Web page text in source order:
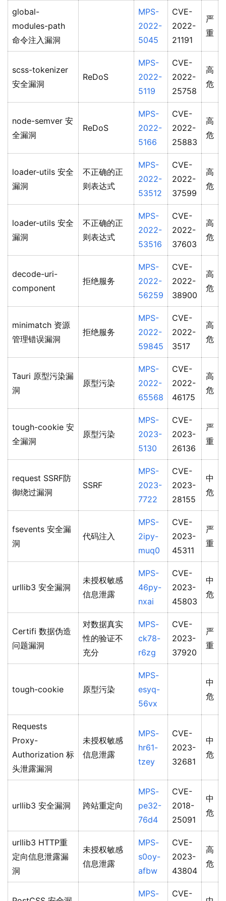
global-
modules-path
命令注入漏洞
MPS-
2022-
5045
CVE-
2022-
21191
严
重
scss-tokenizer
安全漏洞
ReDoS
MPS-
2022-
5119
CVE-
2022-
25758
高
危
node-semver 安
全漏洞
ReDoS
MPS-
2022-
5166
CVE-
2022-
25883
高
危
loader-utils 安全
漏洞
不正确的正
则表达式
MPS-
2022-
53512
CVE-
2022-
37599
高
危
loader-utils 安全
漏洞
不正确的正
则表达式
MPS-
2022-
53516
CVE-
2022-
37603
高
危
decode-uri-
component
拒绝服务
MPS-
2022-
56259
CVE-
2022-
38900
高
危
minimatch 资源
管理错误漏洞
拒绝服务
MPS-
2022-
59845
CVE-
2022-
3517
高
危
Tauri 原型污染漏
洞
原型污染
MPS-
2022-
65568
CVE-
2022-
46175
高
危
tough-cookie 安
全漏洞
原型污染
MPS-
2023-
5130
CVE-
2023-
26136
严
重
request SSRF防
御绕过漏洞
SSRF
MPS-
2023-
7722
CVE-
2023-
28155
中
危
fsevents 安全漏
洞
代码注入
MPS-
2ipy-
muq0
CVE-
2023-
45311
严
重
urllib3 安全漏洞
未授权敏感
信息泄露
MPS-
46py-
nxai
CVE-
2023-
45803
中
危
Certifi 数据伪造
问题漏洞
对数据真实
性的验证不
充分
MPS-
ck78-
r6zg
CVE-
2023-
37920
严
重
tough-cookie 原型污染
MPS-
esyq-
56vx
中
危
Requests
Proxy-
Authorization 标
头泄露漏洞
未授权敏感
信息泄露
MPS-
hr61-
tzey
CVE-
2023-
32681
中
危
urllib3 安全漏洞 跨站重定向
MPS-
pe32-
76d4
CVE-
2018-
25091
中
危
urllib3 HTTP重
定向信息泄露漏
洞
未授权敏感
信息泄露
MPS-
s0oy-
afbw
CVE-
2023-
43804
高
危
MPS- CVE-